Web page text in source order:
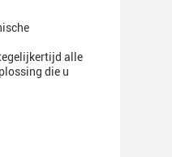
alle
die u